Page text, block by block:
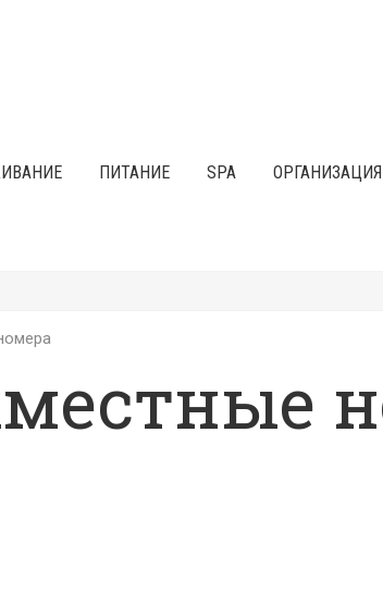
ПИТАНИЕ SPA